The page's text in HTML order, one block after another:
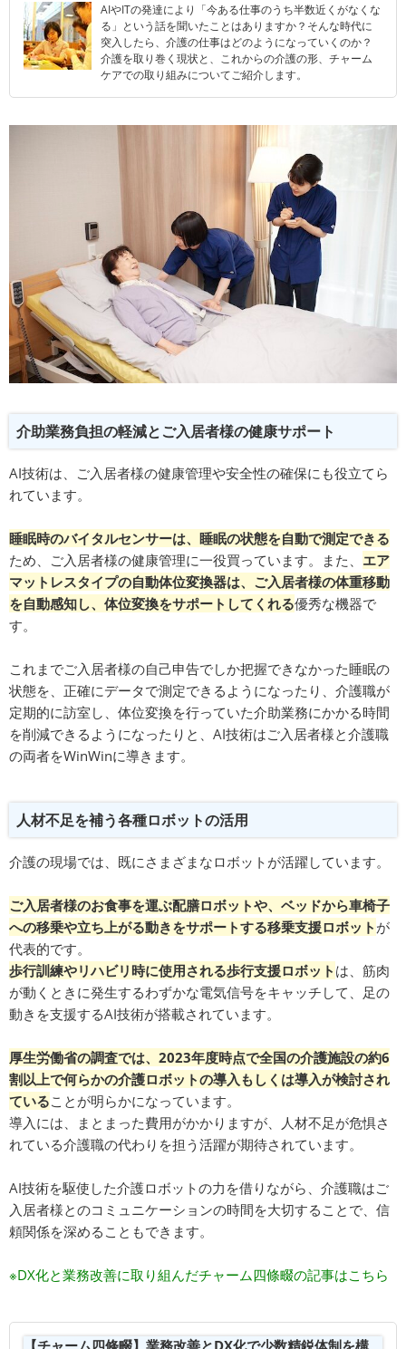
AIやITの発達により「今ある仕事のうち半数近くがなくな
る」という話を聞いたことはありますか？そんな時代に
突入したら、介護の仕事はどのようになっていくのか？
介護を取り巻く現状と、これからの介護の形、チャーム
ケアでの取り組みについてご紹介します。
介助業務負担の軽減とご入居者様の健康サポート
AI技術は、ご入居者様の健康管理や安全性の確保にも役立てら
れています。
睡眠時のバイタルセンサーは、睡眠の状態を自動で測定できる
ため、ご入居者様の健康管理に一役買っています。また、 エア
マットレスタイプの自動体位変換器は、ご入居者様の体重移動
を自動感知し、体位変換をサポートしてくれる優秀な機器で
す。
これまでご入居者様の自己申告でしか把握できなかった睡眠の
状態を、正確にデータで測定できるようになったり、介護職が
定期的に訪室し、体位変換を行っていた介助業務にかかる時間
を削減できるようになったりと、AI技術はご入居者様と介護職
の両者をWinWinに導きます。
人材不足を補う各種ロボットの活用
介護の現場では、既にさまざまなロボットが活躍しています。
ご入居者様のお食事を運ぶ配膳ロボットや、ベッドから車椅子
への移乗や立ち上がる動きをサポートする移乗支援ロボット が
代表的です。
歩行訓練やリハビリ時に使用される歩行支援ロボット は、筋肉
が動くときに発生するわずかな電気信号をキャッチして、足の
動きを支援するAI技術が搭載されています。
厚生労働省の調査では、2023年度時点で全国の介護施設の約6
割以上で何らかの介護ロボットの導入もしくは導入が検討され
ていることが明らかになっています。
導入には、まとまった費用がかかりますが、人材不足が危惧さ
れている介護職の代わりを担う活躍が期待されています。
AI技術を駆使した介護ロボットの力を借りながら、介護職はご
入居者様とのコミュニケーションの時間を大切することで、信
頼関係を深めることもできます。
※DX化と業務改善に取り組んだチャーム四條畷の記事はこちら